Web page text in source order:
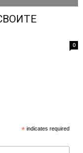
0
* indicates required